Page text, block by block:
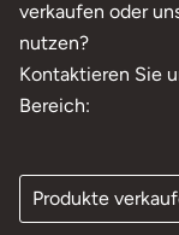
verkaufen oder
nutzen?
Kontaktieren Sie
Bereich:
Produkte